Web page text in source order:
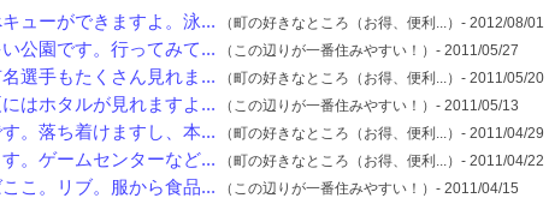
ューができますよ。泳... （町の好きなところ（お得、便利...）- 2012/08/01
公園です。行ってみて... （この辺りが一番住みやすい！）- 2011/05/27
選手もたくさん見れま... （町の好きなところ（お得、便利...）- 2011/05/20
はホタルが見れますよ... （この辺りが一番住みやすい！）- 2011/05/13
。落ち着けますし、本... （町の好きなところ（お得、便利...）- 2011/04/29
。ゲームセンターなど... （町の好きなところ（お得、便利...）- 2011/04/22
こ。リブ。服から食品... （この辺りが一番住みやすい！）- 2011/04/15